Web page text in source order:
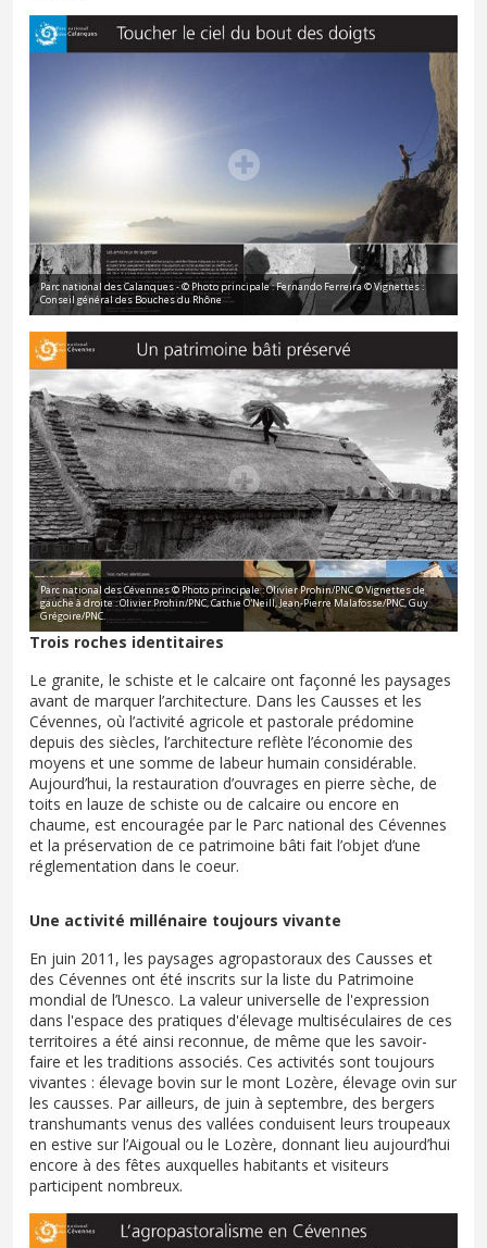
Parc national des Calanques - © Photo principale : Fernando Ferreira © Vignettes :
Conseil général des Bouches du Rhône
Parc national des Cévennes © Photo principale : Olivier Prohin/PNC © Vignettes de
gauche à droite : Olivier Prohin/PNC, Cathie O'Neill, Jean-Pierre Malafosse/PNC, Guy
Grégoire/PNC.
Trois roches identitaires
Le granite, le schiste et le calcaire ont façonné les paysages
avant de marquer l’architecture. Dans les Causses et les
Cévennes, où l’activité agricole et pastorale prédomine
depuis des siècles, l’architecture reflète l’économie des
moyens et une somme de labeur humain considérable.
Aujourd’hui, la restauration d’ouvrages en pierre sèche, de
toits en lauze de schiste ou de calcaire ou encore en
chaume, est encouragée par le Parc national des Cévennes
et la préservation de ce patrimoine bâti fait l’objet d’une
réglementation dans le coeur.
Une activité millénaire toujours vivante
En juin 2011, les paysages agropastoraux des Causses et
des Cévennes ont été inscrits sur la liste du Patrimoine
mondial de l’Unesco. La valeur universelle de l'expression
dans l'espace des pratiques d'élevage multiséculaires de ces
territoires a été ainsi reconnue, de même que les savoir-
faire et les traditions associés. Ces activités sont toujours
vivantes : élevage bovin sur le mont Lozère, élevage ovin sur
les causses. Par ailleurs, de juin à septembre, des bergers
transhumants venus des vallées conduisent leurs troupeaux
en estive sur l’Aigoual ou le Lozère, donnant lieu aujourd’hui
encore à des fêtes auxquelles habitants et visiteurs
participent nombreux.